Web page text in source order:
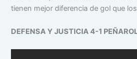
tienen mejor diferencia de gol que
DEFENSA Y JUSTICIA 4-1